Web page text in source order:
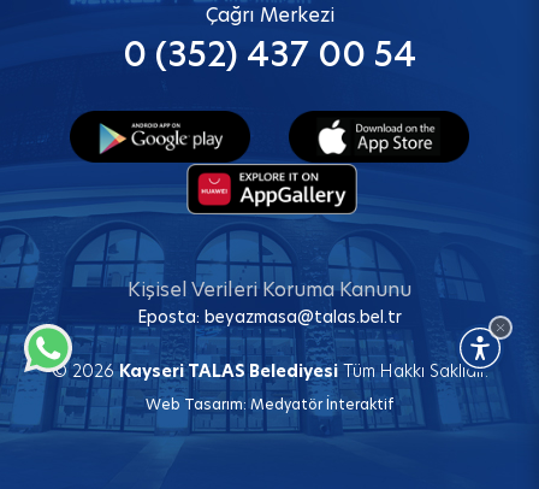
Çağrı Merkezi
0 (352) 437 00 54
Kişisel Verileri Koruma Kanunu
Eposta: beyazmasa@talas.bel.tr
© 2026Kayseri TALAS BelediyesiTüm Hakkı Saklıdır.
Web Tasarım:Medyatör İnteraktif